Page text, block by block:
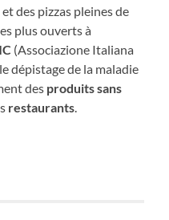
des pizzas pleines de
plus ouverts à
(Associazione Italiana
dépistage de la maladie
des produits sans
restaurants